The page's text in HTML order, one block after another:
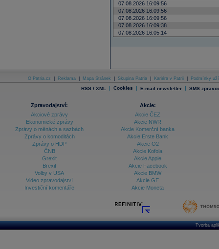
07.08.2026 16:09:56
07.08.2026 16:09:56
07.08.2026 16:09:56
07.08.2026 16:09:38
07.08.2026 16:05:14
O Patria.cz Reklama Mapa Stránek Skupina Patria Kariéra v Patrii Podmínky
RSS / XML | Cookies | E-mail newsletter | SMS
Zpravodajství:
Akciové zprávy
Ekonomické zprávy
Zprávy o měnách a sazbách
Zprávy o komoditách
Zprávy o HDP
ČNB
Grexit
Brexit
Volby v USA
Video zpravodajství
Investiční komentáře
Akcie:
Akcie ČEZ
Akcie NWR
Akcie Komerční banka
Akcie Erste Bank
Akcie O2
Akcie Kofola
Akcie Apple
Akcie Facebook
Akcie BMW
Akcie GE
Akcie Moneta
Tvorba